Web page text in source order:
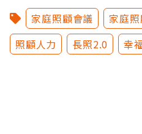
家庭照顧會議 家庭
照顧人力
長照2.0 幸